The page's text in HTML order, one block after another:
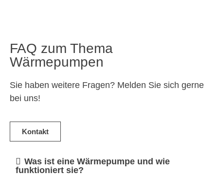
FAQ zum Thema
Wärmepumpen
Sie haben weitere Fragen? Melden Sie sich gerne
bei uns!
Kontakt
Was ist eine Wärmepumpe und wie
funktioniert sie?